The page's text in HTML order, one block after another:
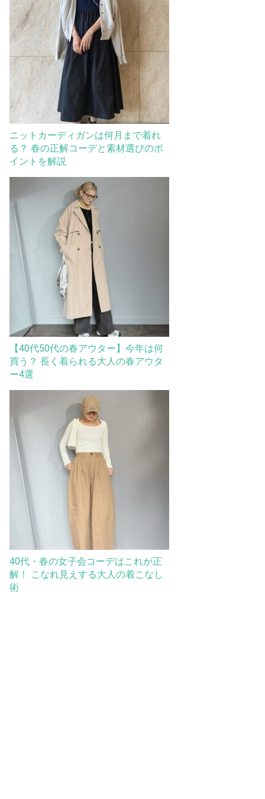
ニットカーディガンは何月まで着れ
る？ 春の正解コーデと素材選びのポ
イントを解説
【40代50代の春アウター】今年は何
買う？ 長く着られる大人の春アウタ
ー4選
40代・春の女子会コーデはこれが正
解！ こなれ見えする大人の着こなし
術